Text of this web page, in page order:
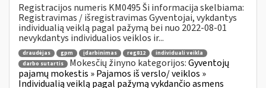
Registracijos numeris KM0495 Ši informacija skelbiama:
Registravimas / išregistravimas Gyventojai, vykdantys
individualią veiklą pagal pažymą bei nuo 2022-08-01
nevykdantys individualios veiklos ir...
draudėjas gpm įdarbinimas reg812
individuali veikla
darbo sutartis
Mokesčių žinyno kategorijos:Gyventojų
pajamų mokestis » Pajamos iš verslo/ veiklos »
Individualią veiklą pagal pažymą vykdančio asmens